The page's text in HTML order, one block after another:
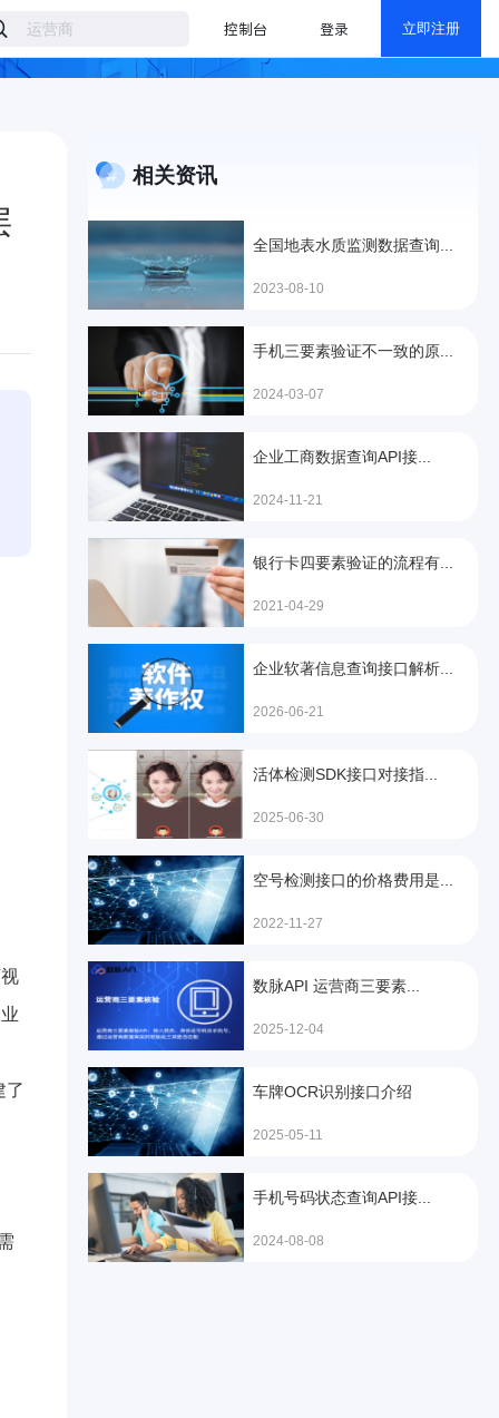
控制台 登录 立即注册
了
相关资讯
全国地表水质监测数据查询...
2023-08-10
手机三要素验证不一致的原...
2024-03-07
企业工商数据查询API接...
2024-11-21
银行卡四要素验证的流程有...
2021-04-29
企业软著信息查询接口解析...
2026-06-21
活体检测SDK接口对接指...
2025-06-30
空号检测接口的价格费用是...
2022-11-27
数脉API 运营商三要素...
2025-12-04
车牌OCR识别接口介绍
2025-05-11
手机号码状态查询API接...
2024-08-08